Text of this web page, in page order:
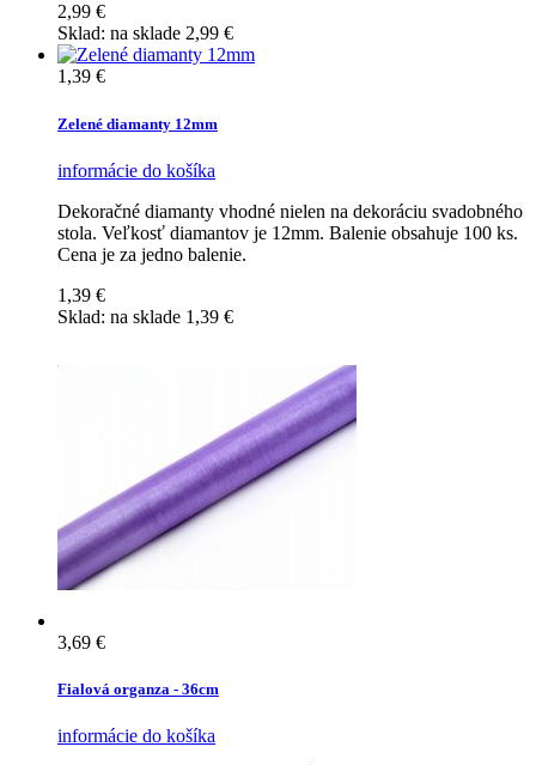
2,99 €
Sklad: na sklade 2,99 €
1,39 €
Zelené diamanty 12mm
informácie do košíka
Dekoračné diamanty vhodné nielen na dekoráciu svadobného
stola. Veľkosť diamantov je 12mm. Balenie obsahuje 100 ks.
Cena je za jedno balenie.
1,39 €
Sklad: na sklade 1,39 €
3,69 €
Fialová organza - 36cm
informácie do košíka